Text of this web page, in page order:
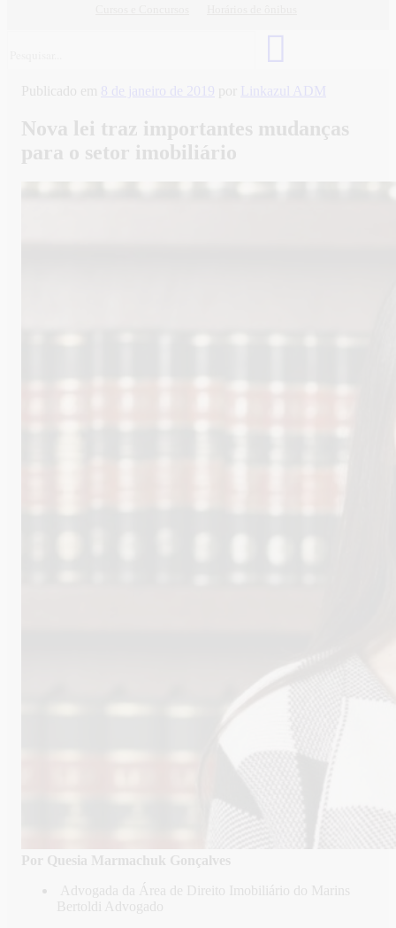
Publicado em 8 de janeiro de 2019 por Linkazul ADM
Nova lei traz importantes mudanças
para o setor imobiliário
Por Quesia Marmachuk Gonçalves
Advogada da Área de Direito Imobiliário do Marins
Bertoldi Advogado